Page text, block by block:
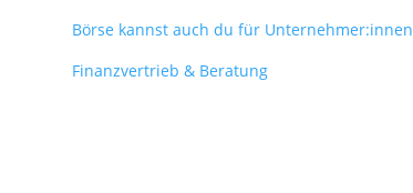
Börse kannst auch du für Unternehmer:innen
Finanzvertrieb & Beratung